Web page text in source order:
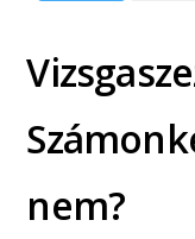
nem?